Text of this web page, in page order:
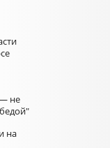
не
на